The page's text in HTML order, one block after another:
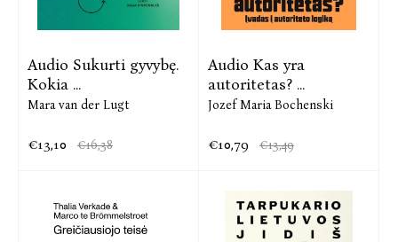
Audio Sukurti gyvybę.
Kokia ...
Mara van der Lugt
€13,10 €16,38
Audio Kas yra
autoritetas? ...
Jozef Maria Bochenski
€10,79 €13,49